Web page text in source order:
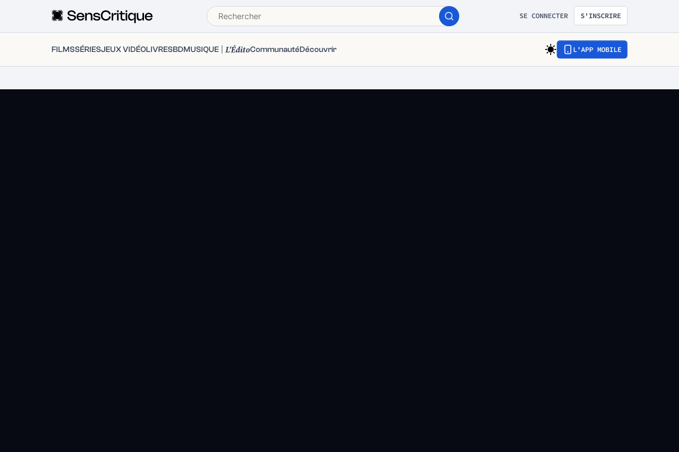
SE CONNECTER S'INSCRIRE
FILMSSÉRIESJEUX VIDÉOLIVRESBDMUSIQUE L'ÉditoCommunautéDécouvrir L'APP MOBILE